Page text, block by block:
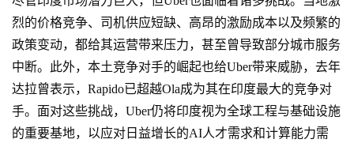
烈的价格竞争、司机供应短缺、高昂的激励成本以及频繁的
政策变动，都给其运营带来压力，甚至曾导致部分城市服务
中断。此外，本土竞争对手的崛起也给Uber带来威胁，去年
达拉曾表示，Rapido已超越Ola成为其在印度最大的竞争对
手。面对这些挑战，Uber仍将印度视为全球工程与基础设施
的重要基地，以应对日益增长的AI人才需求和计算能力需